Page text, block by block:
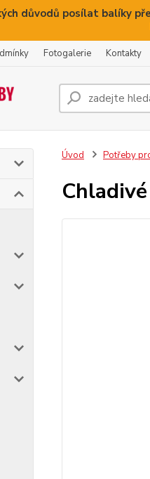
důvodů posílat balíky
Fotogalerie Kontakty
Úvod Potřeby